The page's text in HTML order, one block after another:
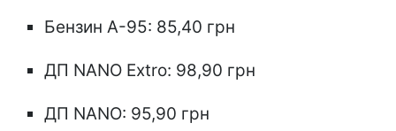
Бензин А-95: 85,40 грн
ДП NANO Extro: 98,90 грн
ДП NANO: 95,90 грн